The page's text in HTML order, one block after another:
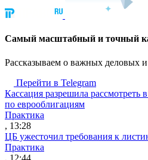
Cамый масштабный и точный
Рассказываем о важных деловых
Перейти в Telegram
Кассация разрешила
по еврооблигациям
Практика
, 13:28
ЦБ ужесточил требования к
Практика
, 12:44